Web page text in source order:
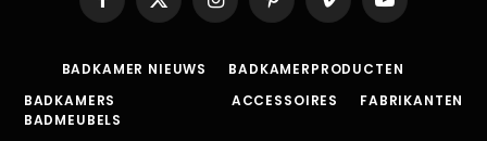
Facebook
X
(Twitter)
InstagramPinterestVimeo YouTube
BADKAMER NIEUWS
BADKAMERPRODUCTEN
BADKAMERS
BADMEUBELS
ACCESSOIRES FABRIKANTEN